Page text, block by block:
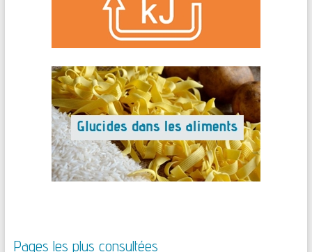
Pages les plus consultées